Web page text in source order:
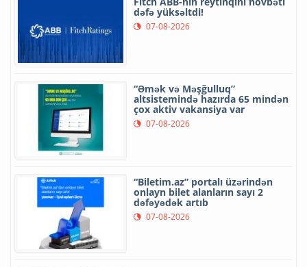
dəfə yüksəltdi!
07-08-2026
“Əmək və Məşğulluq”
altsistemində hazırda 65 mindən
çox aktiv vakansiya var
07-08-2026
“Biletim.az” portalı üzərindən
onlayn bilet alanların sayı 2
dəfəyədək artıb
07-08-2026